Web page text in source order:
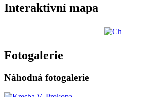
Interaktivní mapa
Fotogalerie
Náhodná fotogalerie